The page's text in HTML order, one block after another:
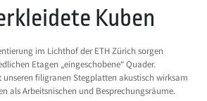
Kuben
im Lichthof der ETH Zürich sorgen
Etagen „eingeschobene“ Quader.
filigranen Stegplatten akustisch wirksam
als Arbeitsnischen und Besprechungsräume.